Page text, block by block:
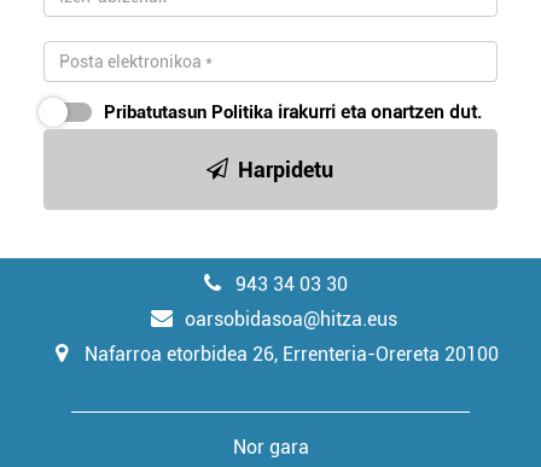
Pribatutasun Politika irakurri eta onartzen dut.
Harpidetu
943 34 03 30
oarsobidasoa@hitza.eus
Nafarroa etorbidea 26, Errenteria-Orereta 20100
Nor gara